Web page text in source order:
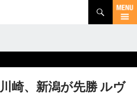
崎、新潟が先勝 ルヴ